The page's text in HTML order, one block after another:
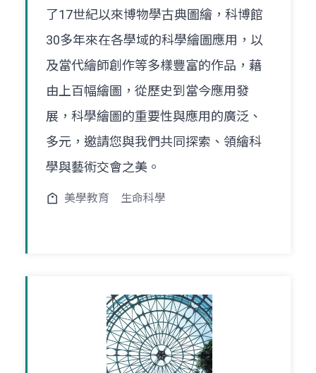
了17世紀以來博物學古典圖繪，科博館
30多年來在各學域的科學繪圖應用，以
及當代繪師創作等多樣豐富的作品，藉
由上百幅繪圖，從歷史到當今應用發
展，科學繪圖的重要性與應用的廣泛、
多元，邀請您與我們共同探索、領繪科
學與藝術交會之美。
美學教育 生命科學